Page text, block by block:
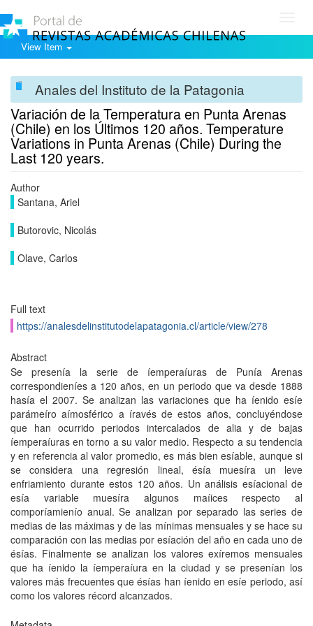
View Item
Anales del Instituto de la Patagonia
Variación de la Temperatura en Punta Arenas
(Chile) en los Últimos 120 años. Temperature
Variations in Punta Arenas (Chile) During the
Last 120 years.
Author
Santana, Ariel
Butorovic, Nicolás
Olave, Carlos
Full text
https://analesdelinstitutodelapatagonia.cl/article/view/278
Abstract
Se presenía la serie de íemperaíuras de Punía Arenas
correspondieníes a 120 años, en un periodo que va desde 1888
hasía el 2007. Se analizan las variaciones que ha íenido esíe
parámeíro aímosférico a íravés de estos años, concluyéndose
que han ocurrido periodos intercalados de alia y de bajas
íemperaíuras en torno a su valor medio. Respecto a su tendencia
y en referencia al valor promedio, es más bien esíable, aunque si
se considera una regresión lineal, ésía muesíra un leve
enfriamiento durante estos 120 años. Un análisis esíacional de
esía variable muesíra algunos maíices respecto al
comporíamienío anual. Se analizan por separado las series de
medias de las máximas y de las mínimas mensuales y se hace su
comparación con las medias por esíación del año en cada uno de
ésías. Finalmente se analizan los valores exíremos mensuales
que ha íenido la íemperaíura en la ciudad y se presenían los
valores más frecuentes que ésías han íenido en esíe periodo, así
como los valores récord alcanzados.